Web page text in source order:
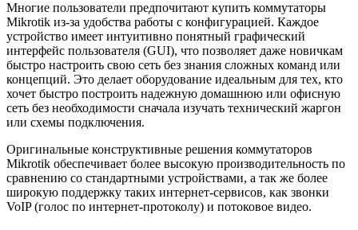
Многие пользователи предпочитают купить коммутаторы
Mikrotik из-за удобства работы с конфигурацией. Каждое
устройство имеет интуитивно понятный графический
интерфейс пользователя (GUI), что позволяет даже новичкам
быстро настроить свою сеть без знания сложных команд или
концепций. Это делает оборудование идеальным для тех, кто
хочет быстро построить надежную домашнюю или офисную
сеть без необходимости сначала изучать технический жаргон
или схемы подключения.
Оригинальные конструктивные решения коммутаторов
Mikrotik обеспечивает более высокую производительность по
сравнению со стандартными устройствами, а так же более
широкую поддержку таких интернет-сервисов, как звонки
VoIP (голос по интернет-протоколу) и потоковое видео.